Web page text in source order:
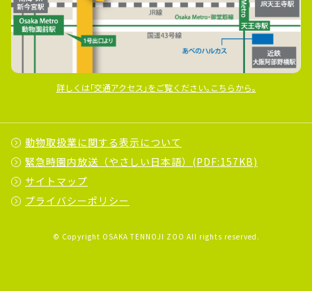
詳しくは｢交通アクセス｣をご覧ください｡こちらから｡
動物取扱業に関する表示について
緊急時園内放送（やさしい日本語）(PDF:157KB)
サイトマップ
プライバシーポリシー
© Copyright OSAKA TENNOJI ZOO All rights reserved.